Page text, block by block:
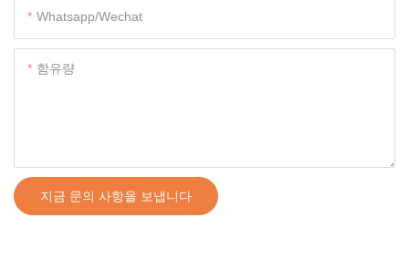
Whatsapp/wechat
함유량
지금 문의 사항을 보냅니다